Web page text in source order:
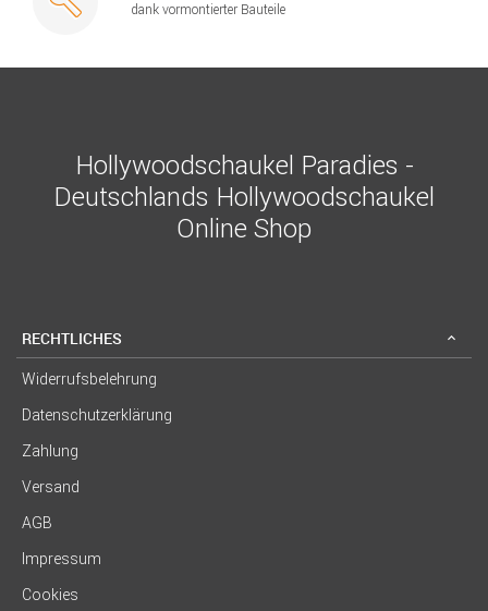
dank vormontierter Bauteile
Hollywoodschaukel Paradies -
Deutschlands Hollywoodschaukel
Online Shop
RECHTLICHES
Widerrufsbelehrung
Datenschutzerklärung
Zahlung
Versand
AGB
Impressum
Cookies